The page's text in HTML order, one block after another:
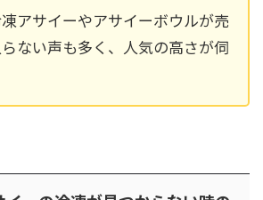
アサイーやアサイーボウルが売
ない声も多く、人気の高さが伺